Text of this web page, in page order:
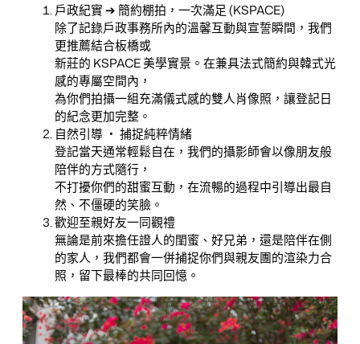
戶政紀實 ➔ 簡約棚拍，一次滿足 (KSPACE)
除了記錄戶政事務所內的溫馨互動與宣誓瞬間，我們
更推薦結合板橋或
新莊的 KSPACE 美學實景。在兼具法式簡約與韓式光
感的專屬空間內，
為你們拍攝一組充滿儀式感的雙人肖像照，讓登記日
的紀念更加完整。
自然引導 ‧ 捕捉純粹情緒
登記當天通常輕鬆自在，我們的攝影師會以像朋友般
陪伴的方式隨行，
不打擾你們的甜蜜互動，在流暢的過程中引導出最自
然、不僵硬的笑臉。
歡迎至親好友一同觀禮
無論是前來擔任證人的閨蜜、好兄弟，還是陪伴在側
的家人，我們都會一併捕捉你們與親友團的渲染力合
照，留下最棒的共同回憶。